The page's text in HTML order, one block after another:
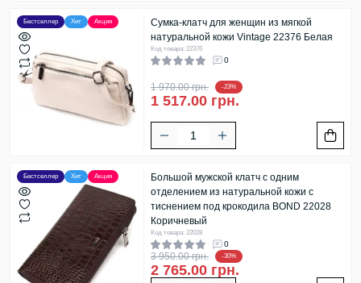
Бестселлер Хит Акция
Сумка-клатч для женщин из мягкой
натуральной кожи Vintage 22376 Белая
Код товара: 22376
0
1 970.00 грн. -23%
1 517.00 грн.
Бестселлер Хит Акция
Большой мужской клатч с одним
отделением из натуральной кожи с
тиснением под крокодила BOND 22028
Коричневый
Код товара: 22028
0
3 950.00 грн. -30%
2 765.00 грн.